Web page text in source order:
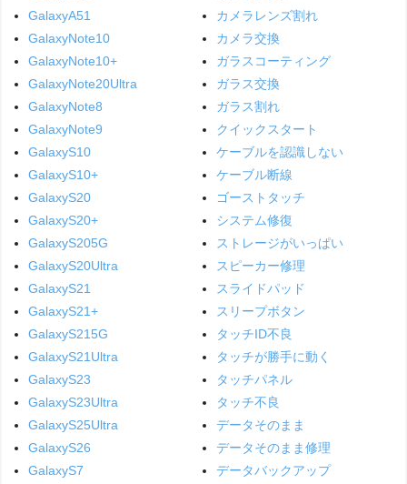
GalaxyA51
GalaxyNote10
GalaxyNote10+
GalaxyNote20Ultra
GalaxyNote8
GalaxyNote9
GalaxyS10
GalaxyS10+
GalaxyS20
GalaxyS20+
GalaxyS205G
GalaxyS20Ultra
GalaxyS21
GalaxyS21+
GalaxyS215G
GalaxyS21Ultra
GalaxyS23
GalaxyS23Ultra
GalaxyS25Ultra
GalaxyS26
GalaxyS7
カメラレンズ割れ
カメラ交換
ガラスコーティング
ガラス交換
ガラス割れ
クイックスタート
ケーブルを認識しない
ケーブル断線
ゴーストタッチ
システム修復
ストレージがいっぱい
スピーカー修理
スライドパッド
スリープボタン
タッチID不良
タッチが勝手に動く
タッチパネル
タッチ不良
データそのまま
データそのまま修理
データバックアップ